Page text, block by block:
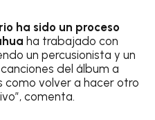
ha sido un proceso
ha trabajado con
un percusionista y un
del álbum a
como volver a hacer otro
comenta.